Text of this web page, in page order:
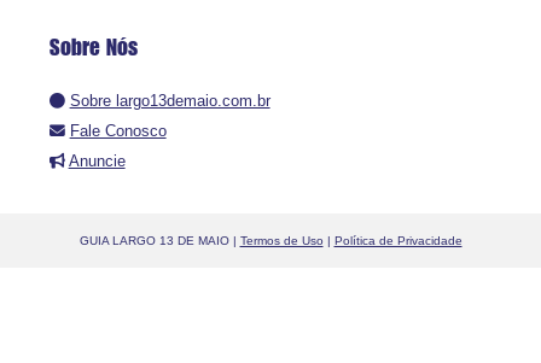
Sobre Nós
Sobre largo13demaio.com.br
Fale Conosco
Anuncie
GUIA LARGO 13 DE MAIO | Termos de Uso | Política de Privacidade